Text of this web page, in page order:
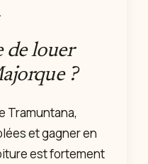
de louer
?
Tramuntana,
et gagner en
est fortement